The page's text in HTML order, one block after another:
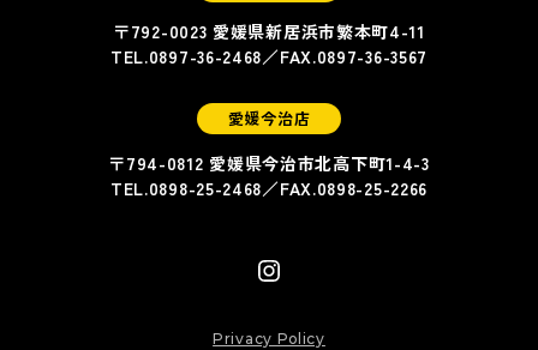
〒792-0023 愛媛県新居浜市繁本町4-11
TEL.0897-36-2468／FAX.0897-36-3567
愛媛今治店
〒794-0812 愛媛県今治市北高下町1-4-3
TEL.0898-25-2468／FAX.0898-25-2266
Privacy Policy